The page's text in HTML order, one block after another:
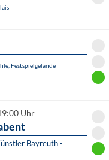
Festspielgelände
Uhr
Bayreuth -